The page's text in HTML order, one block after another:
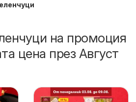
на промоция
цена през Август